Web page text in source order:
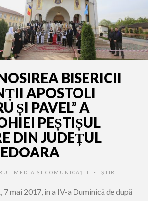
BISERICII
APOSTOLI
ȘI PAVEL” A
PEȘTIȘUL
DIN JUDEȚUL
MEDIA ȘI COMUNICAȚII • ŞTIRI
7 mai 2017, în a IV-a Duminică de după